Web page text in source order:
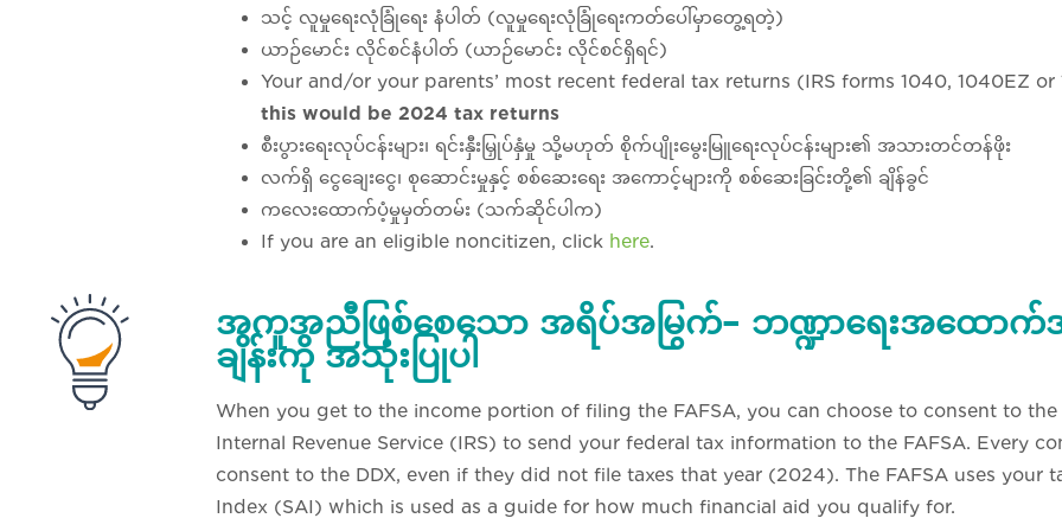
သင့် လူမှုရေးလုံခြုံရေး နံပါတ် (လူမှုရေးလုံခြုံရေးကတ်ပေါ်မှာတွေ့ရတဲ့)
ယာဉ်မောင်း လိုင်စင်နံပါတ် (ယာဉ်မောင်း လိုင်စင်ရှိရင်)
Your and/or your parents’ most recent federal tax returns (IRS forms 1040, 1040EZ
this would be 2024 tax returns
စီးပွားရေးလုပ်ငန်းများ၊ ရင်းနှီးမြှုပ်နှံမှု သို့မဟုတ် စိုက်ပျိုးမွေးမြူရေးလုပ်ငန်းများ၏ အသားတင်တန်ဖိုး
လက်ရှိ ငွေချေးငွေ၊ စုဆောင်းမှုနှင့် စစ်ဆေးရေး အကောင့်များကို စစ်ဆေးခြင်းတို့၏ ချိန်ခွင်
ကလေးထောက်ပံ့မှုမှတ်တမ်း (သက်ဆိုင်ပါက)
If you are an eligible noncitizen, click here.
အကူအညီဖြစ်စေသော အရိပ်အမြွက်– ဘဏ္ဍာရေးအထ
ချိန်းကို အသုံးပြုပါ
When you get to the income portion of filing the FAFSA, you can choose to consent to
Internal Revenue Service (IRS) to send your federal tax information to the FAFSA. Every
consent to the DDX, even if they did not file taxes that year (2024). The FAFSA uses
Index (SAI) which is used as a guide for how much financial aid you qualify for.